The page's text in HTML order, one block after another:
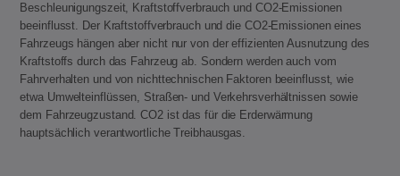
Beschleunigungszeit, Kraftstoffverbrauch und CO2-Emissionen
beeinflusst. Der Kraftstoffverbrauch und die CO2-Emissionen eines
Fahrzeugs hängen aber nicht nur von der effizienten Ausnutzung des
Kraftstoffs durch das Fahrzeug ab. Sondern werden auch vom
Fahrverhalten und von nichttechnischen Faktoren beeinflusst, wie
etwa Umwelteinflüssen, Straßen- und Verkehrsverhältnissen sowie
dem Fahrzeugzustand. CO2 ist das für die Erderwärmung
hauptsächlich verantwortliche Treibhausgas.